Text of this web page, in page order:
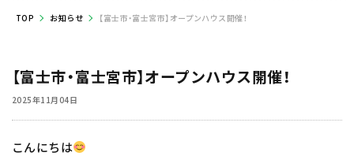
TOP お知らせ 【富士市・富士宮市】オープンハウス開催！
【富士市・富士宮市】オープンハウス開催！
2025年11月04日
こんにちは